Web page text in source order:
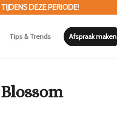
DEZE PERIODE!
Tips & Trends Afspraak maken